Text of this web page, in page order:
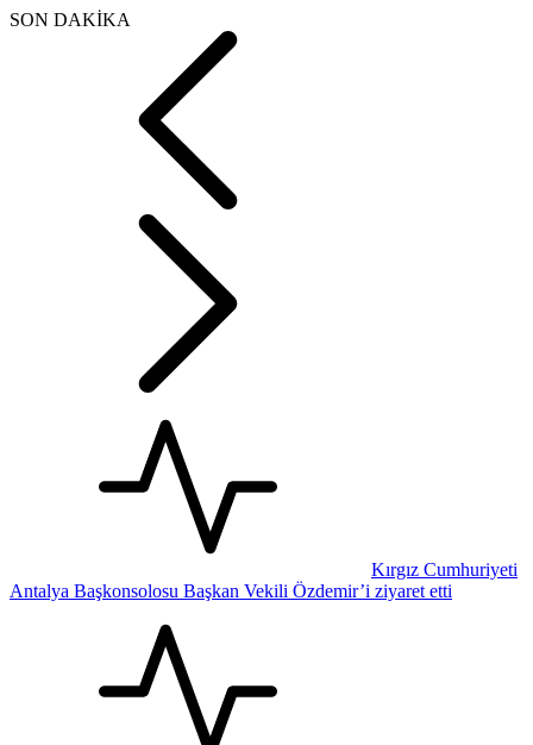
SON DAKİKA
Kırgız Cumhuriyeti
Antalya Başkonsolosu Başkan Vekili Özdemir’i ziyaret etti